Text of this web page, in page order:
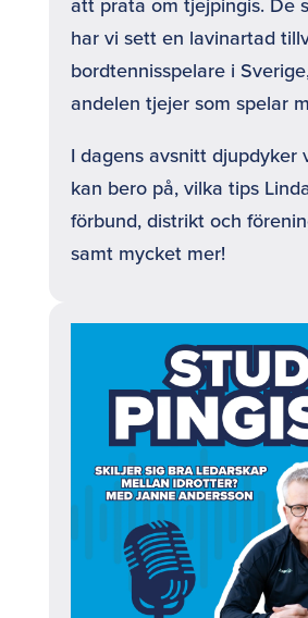
har vi sett en lavinartad
bordtennisspelare i
andelen tjejer som spelar
I dagens avsnitt djupdyker
kan bero på, vilka tips
förbund, distrikt och
samt mycket mer!